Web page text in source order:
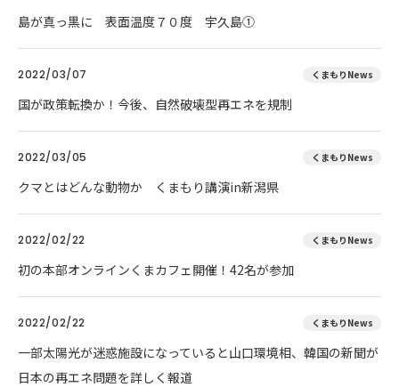
島が真っ黒に 表面温度７０度 宇久島①
2022/03/07 くまもりNews
国が政策転換か！今後、自然破壊型再エネを規制
2022/03/05 くまもりNews
クマとはどんな動物か くまもり講演in新潟県
2022/02/22 くまもりNews
初の本部オンラインくまカフェ開催！42名が参加
2022/02/22 くまもりNews
一部太陽光が迷惑施設になっていると山口環境相、韓国の新聞が
日本の再エネ問題を詳しく報道